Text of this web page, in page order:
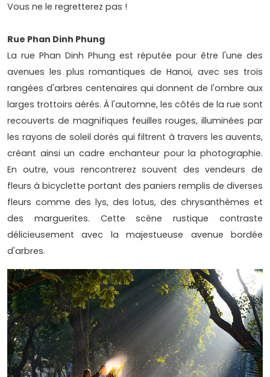
Vous ne le regretterez pas !
Rue Phan Dinh Phung
La rue Phan Dinh Phung est réputée pour être l'une des
avenues les plus romantiques de Hanoi, avec ses trois
rangées d'arbres centenaires qui donnent de l'ombre aux
larges trottoirs aérés. À l'automne, les côtés de la rue sont
recouverts de magnifiques feuilles rouges, illuminées par
les rayons de soleil dorés qui filtrent à travers les auvents,
créant ainsi un cadre enchanteur pour la photographie.
En outre, vous rencontrerez souvent des vendeurs de
fleurs à bicyclette portant des paniers remplis de diverses
fleurs comme des lys, des lotus, des chrysanthèmes et
des marguerites. Cette scène rustique contraste
délicieusement avec la majestueuse avenue bordée
d'arbres.